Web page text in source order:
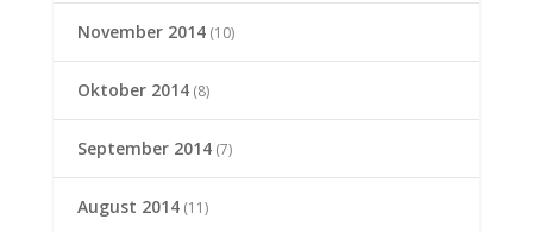
November 2014(10)
Oktober 2014(8)
September 2014(7)
August 2014(11)